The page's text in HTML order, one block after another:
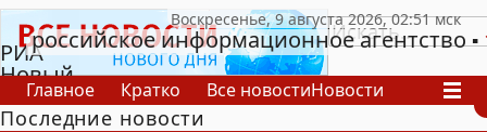
РИА
Новый
День
российское информационное агентство
Главное Кратко Все новостиНовости
В России
В мире
Последние новости